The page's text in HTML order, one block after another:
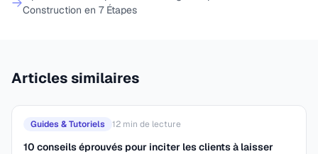
Construction en 7 Étapes
Articles similaires
Guides & Tutoriels 12 min de lecture
10 conseils éprouvés pour inciter les clients à laisser